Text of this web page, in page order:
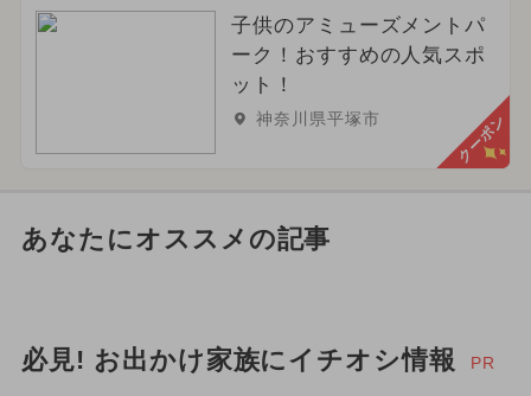
子供のアミューズメントパ
ーク！おすすめの人気スポ
ット！
神奈川県平塚市 クーポン
あなたにオススメの記事
必見! お出かけ家族にイチオシ情報 PR